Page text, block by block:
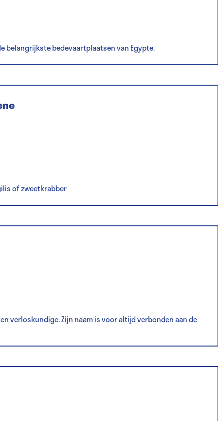
belangrijkste bedevaartplaatsen van Egypte.
of zweetkrabber
verloskundige. Zijn naam is voor altijd verbonden aan de